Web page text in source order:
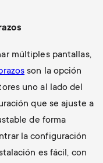
múltiples pantallas,
son la opción
uno al lado del
que se ajuste a
de forma
la configuración
es fácil, con